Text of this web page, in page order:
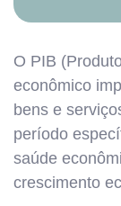
O PIB
econômico
bens e
período
saúde
crescimento